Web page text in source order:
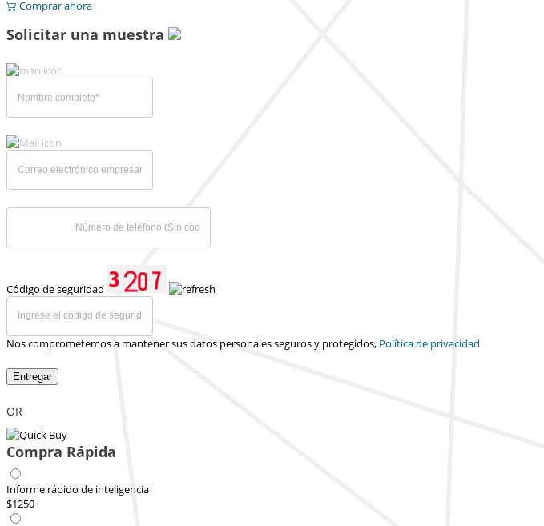
Comprar ahora
Solicitar una muestra
Código de seguridad
Nos comprometemos a mantener sus datos personales seguros y protegidos, Política de privacidad
Entregar
OR
Compra Rápida
Informe rápido de inteligencia
$1250